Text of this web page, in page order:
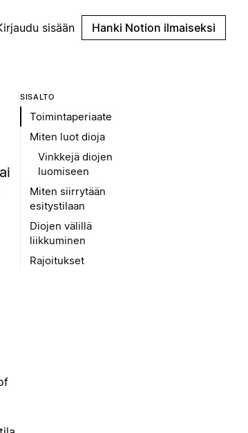
sisään Hanki Notion ilmaiseksi
SISÄLTÖ
Toimintaperiaate
Miten luot dioja
Vinkkejä diojen
luomiseen
Miten siirrytään
esitystilaan
Diojen välillä
liikkuminen
Rajoitukset